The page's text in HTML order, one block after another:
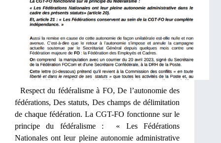
Respect du fédéralisme à FO, De l’autonomie des
fédérations, Des statuts, Des champs de délimitation
de chaque fédération. La CGT-FO fonctionne sur le
principe du fédéralisme : « Les Fédérations
Nationales ont leur pleine autonomie administrative